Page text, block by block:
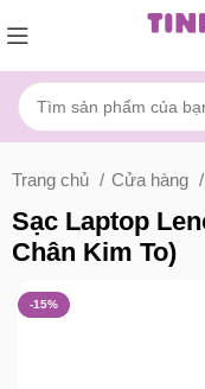
Trang chủ Cửa hàng
Sạc Laptop
Chân Kim To)
-15%